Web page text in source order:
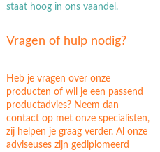
staat hoog in ons vaandel.
Vragen of hulp nodig?
Heb je vragen over onze
producten of wil je een passend
productadvies? Neem dan
contact op met onze specialisten,
zij helpen je graag verder. Al onze
adviseuses zijn gediplomeerd